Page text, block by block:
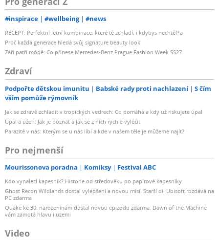
#inspirace #wellbeing #news
RECEPT: Perfektní letní kombinace, které tě zchladí, i kdybys nechtěl*a
Proč každá generace hledá svůj signature beauty look
Září patří módě: Co přinese Mercedes-Benz Prague Fashion Week SS27
Zdraví
Podpořte dětskou imunitu Babské rady proti nachlazení
S čím
vším pomůže rýmovník
Jak se zdravě zchladit v tropických vedrech: Co pomáhá a kdy už riskujete úpal
Úpal a úžeh: Jak je poznat a jak se z nich rychle vyléčit
Parazité v nás: Kterým se u nás líbí a kde v našem těle je můžeme najít?
Pro nejmenší
Mourissonova poradna Komiksy Festival ABC
Kdo vynalezl kapesník? Historie od středověku po papírové kapesníky
Ghost Recon Wildlands dostal vylepšení a novou misi. Starší díl Ubisoft rozdává na
PC zdarma
Quake ke 30. narozeninám dostal novou epizodu zdarma. Dawn of the Machine
vám zamotá hlavu iluzemi
Video